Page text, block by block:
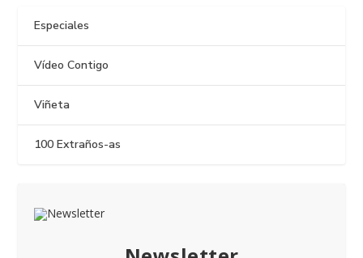
Especiales
Vídeo Contigo
Viñeta
100 Extraños-as